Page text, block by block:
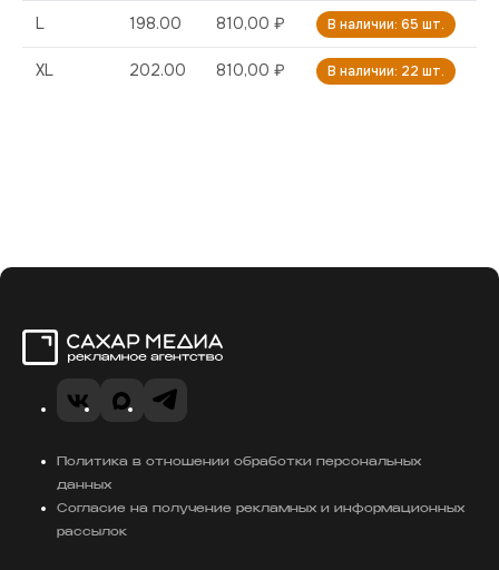
L 198.00 810,00 ₽ В наличии: 65 шт.
XL 202.00 810,00 ₽ В наличии: 22 шт.
VK Telegram
MAX
Политика в отношении обработки персональных
данных
Согласие на получение рекламных и информационных
рассылок